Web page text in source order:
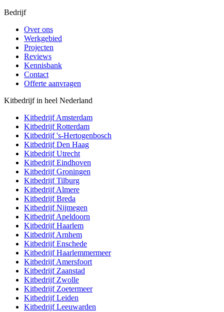
Bedrijf
Over ons
Werkgebied
Projecten
Reviews
Kennisbank
Contact
Offerte aanvragen
Kitbedrijf in heel Nederland
KitbedrijfAmsterdam
KitbedrijfRotterdam
Kitbedrijf's-Hertogenbosch
KitbedrijfDen Haag
KitbedrijfUtrecht
KitbedrijfEindhoven
KitbedrijfGroningen
KitbedrijfTilburg
KitbedrijfAlmere
KitbedrijfBreda
KitbedrijfNijmegen
KitbedrijfApeldoorn
KitbedrijfHaarlem
KitbedrijfArnhem
KitbedrijfEnschede
KitbedrijfHaarlemmermeer
KitbedrijfAmersfoort
Kitbedrijf Zaanstad
Kitbedrijf Zwolle
Kitbedrijf Zoetermeer
KitbedrijfLeiden
KitbedrijfLeeuwarden